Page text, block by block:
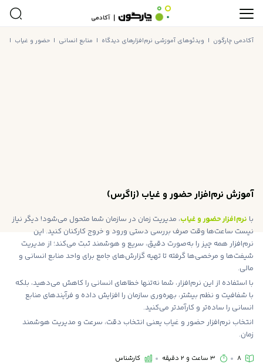
آکادمی چارگون | ویدئوهای آموزشی نرم‌افزارهای دیدگاه | منابع انسانی | حضور و غیاب |
آموزش نرم‌افزار حضور و غیاب (زاگرس)
با نرم‌افزار حضور و غیاب، مدیریت زمان در سازمان شما متحول می‌شود! دیگر نیاز
نیست ساعت‌ها وقت صرف بررسی دستی ورود و خروج کارکنان کنید. این
نرم‌افزار همه چیز را به‌صورت دقیق، سریع و هوشمند ثبت می‌کند؛ از مدیریت
شیفت‌ها و مرخصی‌ها گرفته تا تهیه گزارش‌های جامع برای واحد منابع انسانی و
مالی.
با استفاده از این نرم‌افزار، شما نه‌تنها خطاهای انسانی را کاهش می‌دهید، بلکه
با شفافیت و نظم بیشتر، بهره‌وری سازمان را افزایش داده و فرآیندهای منابع
انسانی را ساده‌تر و کارآمدتر می‌کنید.
انتخاب نرم‌افزار حضور و غیاب یعنی انتخاب دقت، سرعت و مدیریت هوشمند
زمان.
8 3 ساعت و 2 دقیقه کارشناس